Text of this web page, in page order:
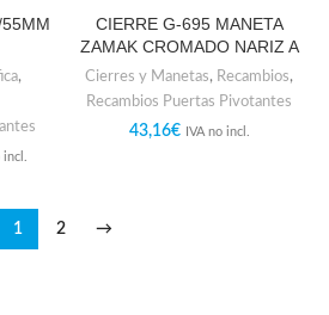
,
CIERRE G-695 MANETA
ZAMAK CROMADO NARIZ A
Cierres y Manetas, Recambios,
Recambios Puertas Pivotantes
43,16€ IVA no incl.
1 2 →